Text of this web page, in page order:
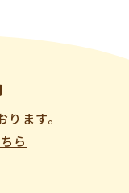
ます。
ら